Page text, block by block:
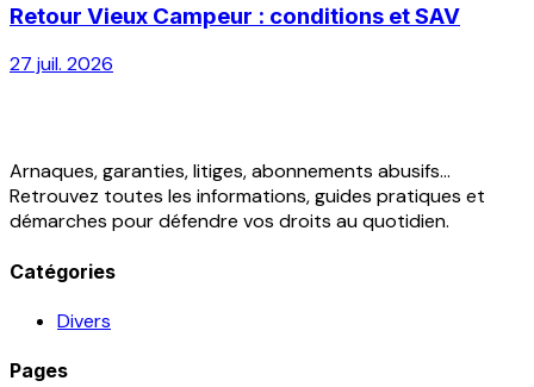
Retour Vieux Campeur : conditions et SAV
27 juil. 2026
Arnaques, garanties, litiges, abonnements abusifs...
Retrouvez toutes les informations, guides pratiques et
démarches pour défendre vos droits au quotidien.
Catégories
Divers
Pages